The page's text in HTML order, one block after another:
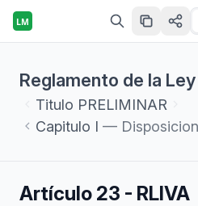
LM
Titulo PRELIMINAR
Capitulo I —
Artículo 23 - RLIVA